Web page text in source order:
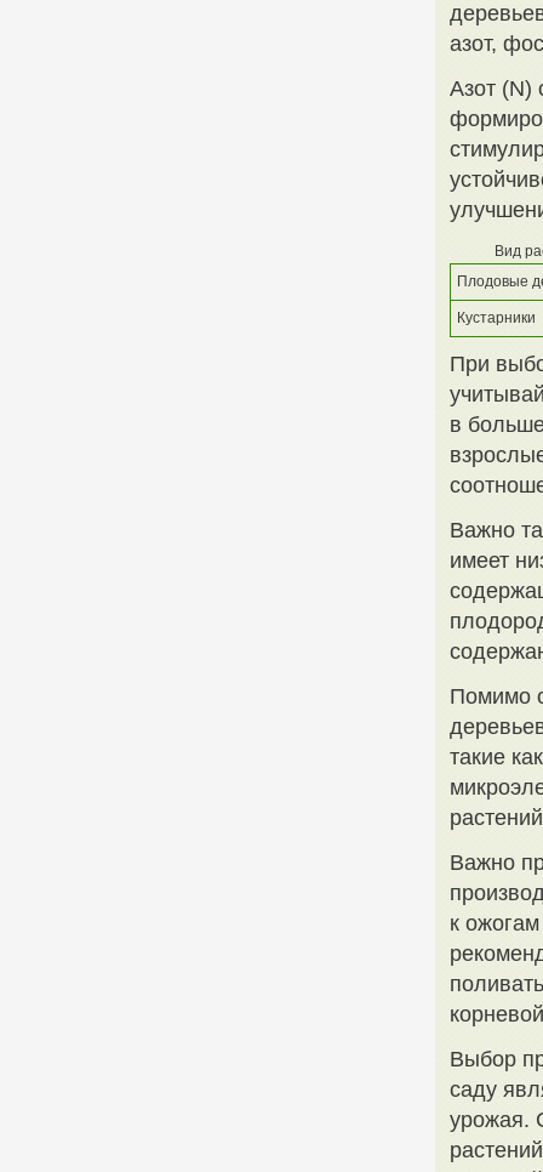
азот,
Азот (N)
Вид
Плодовые
Кустарники
При
в
Важно
имеет
Помимо
такие
Важно
к
Выбор
саду
урожая.